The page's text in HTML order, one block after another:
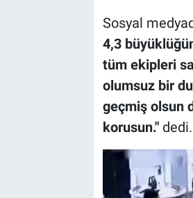
Sosyal
4,3
tüm ekipleri
olumsuz bir
geçmiş olsun
korusun."dedi.